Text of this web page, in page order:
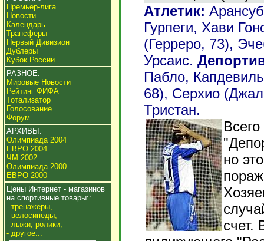
Премьер-лига
Новости
Календарь
Трансферы
Первый Дивизион
Дублеры
Кубок России
РАЗНОЕ:
Мировые Новости
Рейтинг ФИФА
Тотализатор
Голосование
Форум
АРХИВЫ:
Олимпиада 2004
ЕВРО 2004
ЧМ 2002
Олимпиада 2000
ЕВРО 2000
Цены Интернет - магазинов
на спортивные товары::
- тренажеры,
- велосипеды,
- лыжи, ролики,
- другое...
Атлетик:
Гурпеги, Хави
(Герреро, 73),
Урсаис.
Пабло,
68), Серхио
Тристан.
но
счет.